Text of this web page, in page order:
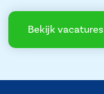
Bekijk vacatures